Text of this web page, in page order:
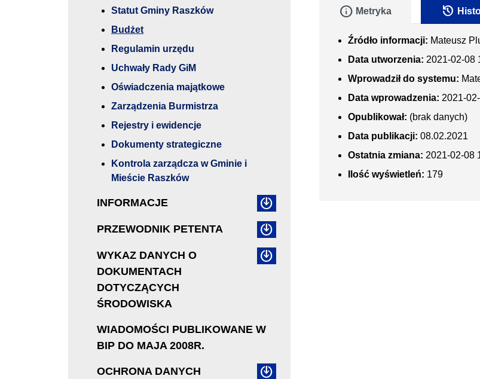
Statut Gminy Raszków
Budżet
Regulamin urzędu
Uchwały Rady GiM
Oświadczenia majątkowe
Zarządzenia Burmistrza
Rejestry i ewidencje
Dokumenty strategiczne
Kontrola zarządcza w Gminie i
Mieście Raszków
INFORMACJE
PRZEWODNIK PETENTA
WYKAZ DANYCH O
DOKUMENTACH
DOTYCZĄCYCH
ŚRODOWISKA
WIADOMOŚCI PUBLIKOWANE W
BIP DO MAJA 2008R.
OCHRONA DANYCH
info Metryka history
Źródło informacji: Mateusz
Data utworzenia: 2021-02-08
Wprowadził do systemu:
Data wprowadzenia: 2021-
Opublikował: (brak danych)
Data publikacji: 08.02.2021
Ostatnia zmiana: 2021-02-08
Ilość wyświetleń: 179